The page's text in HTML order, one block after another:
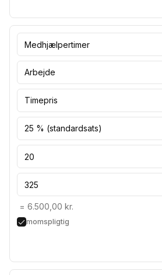
Arbejde
Timepris
25 % (standardsats)
= 6.500,00 kr.
momspligtig